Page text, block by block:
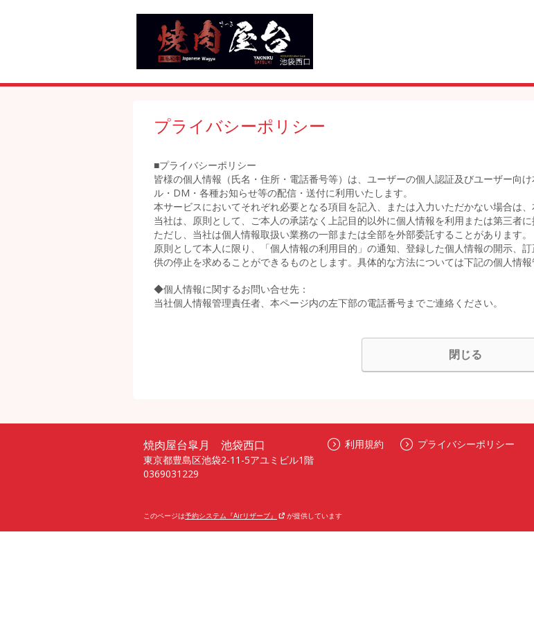
プライバシーポリシー
■プライバシーポリシー
皆様の個人情報（氏名・住所・電話番号等）は、ユーザーの個人認証及びユーザー向
ル・DM・各種お知らせ等の配信・送付に利用いたします。
本サービスにおいてそれぞれ必要となる項目を記入、または入力いただかない場合は
当社は、原則として、ご本人の承諾なく上記目的以外に個人情報を利用または第三者に
ただし、当社は個人情報取扱い業務の一部または全部を外部委託することがあります。
原則として本人に限り、「個人情報の利用目的」の通知、登録した個人情報の開示、
供の停止を求めることができるものとします。具体的な方法については下記の個人情
◆個人情報に関するお問い合せ先：
当社個人情報管理責任者、本ページ内の左下部の電話番号までご連絡ください。
閉じる
焼肉屋台皐月 池袋西口
東京都豊島区池袋2-11-5アユミビル1階
0369031229
利用規約 プライバシーポリシー
このページは予約システム『Airリザーブ』 が提供しています